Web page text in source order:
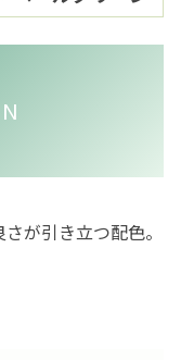
が引き立つ配色。